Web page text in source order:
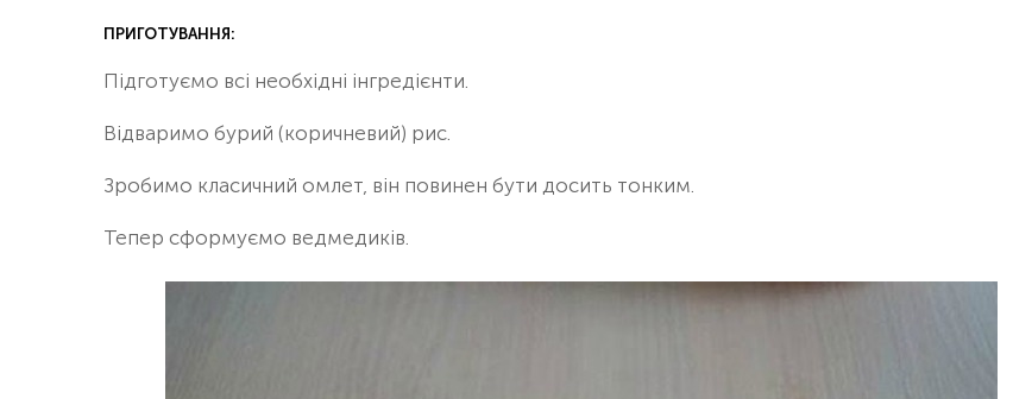
ПРИГОТУВАННЯ:
Підготуємо всі необхідні інгредієнти.
Відваримо бурий (коричневий) рис.
Зробимо класичний омлет, він повинен бути досить тонким.
Тепер сформуємо ведмедиків.